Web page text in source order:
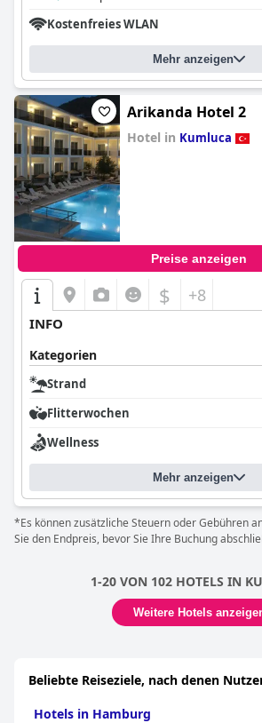
Kostenfreies WLAN
Mehr anzeigen
Arikanda Hotel 2
Hotel in Kumluca
Preise anzeigen
$ +8
INFO
Kategorien
Strand
Flitterwochen
Wellness
Mehr anzeigen
*Es können zusätzliche Steuern oder Gebühren
Sie den Endpreis, bevor Sie Ihre Buchung
1-20 VON 102 HOTELS IN
Weitere Hotels
Beliebte Reiseziele, nach denen
Hotels in Hamburg